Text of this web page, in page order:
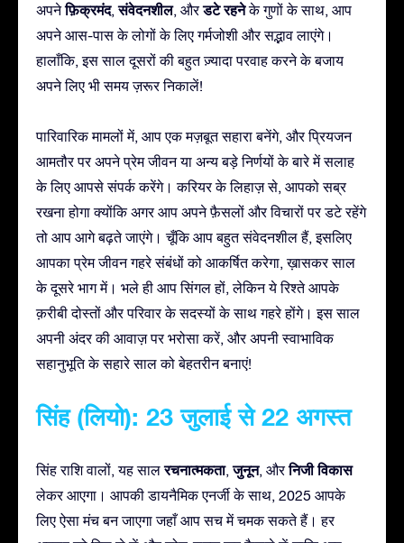
अपनेफ़िक्रमंद,संवेदनशील, औरडटे रहनेके गुणों के साथ, आप
अपने आस-पास के लोगों के लिए गर्मजोशी और सद्भाव लाएंगे।
हालाँकि, इस साल दूसरों की बहुत ज़्यादा परवाह करने के बजाय
अपने लिए भी समय ज़रूर निकालें!
पारिवारिक मामलों में, आप एक मज़बूत सहारा बनेंगे, और प्रियजन
आमतौर पर अपने प्रेम जीवन या अन्य बड़े निर्णयों के बारे में सलाह
के लिए आपसे संपर्क करेंगे। करियर के लिहाज़ से, आपको सब्र
रखना होगा क्योंकि अगर आप अपने फ़ैसलों और विचारों पर डटे रहेंगे
तो आप आगे बढ़ते जाएंगे। चूँकि आप बहुत संवेदनशील हैं, इसलिए
आपका प्रेम जीवन गहरे संबंधों को आकर्षित करेगा, ख़ासकर साल
के दूसरे भाग में। भले ही आप सिंगल हों, लेकिन ये रिश्ते आपके
क़रीबी दोस्तों और परिवार के सदस्यों के साथ गहरे होंगे। इस साल
अपनी अंदर की आवाज़ पर भरोसा करें, और अपनी स्वाभाविक
सहानुभूति के सहारे साल को बेहतरीन बनाएं!
सिंह (लियो): 23 जुलाई से 22 अगस्त
सिंह राशि वालों, यह सालरचनात्मकता,जुनून, औरनिजी विकास
लेकर आएगा। आपकी डायनैमिक एनर्जी के साथ, 2025 आपके
लिए ऐसा मंच बन जाएगा जहाँ आप सच में चमक सकते हैं। हर